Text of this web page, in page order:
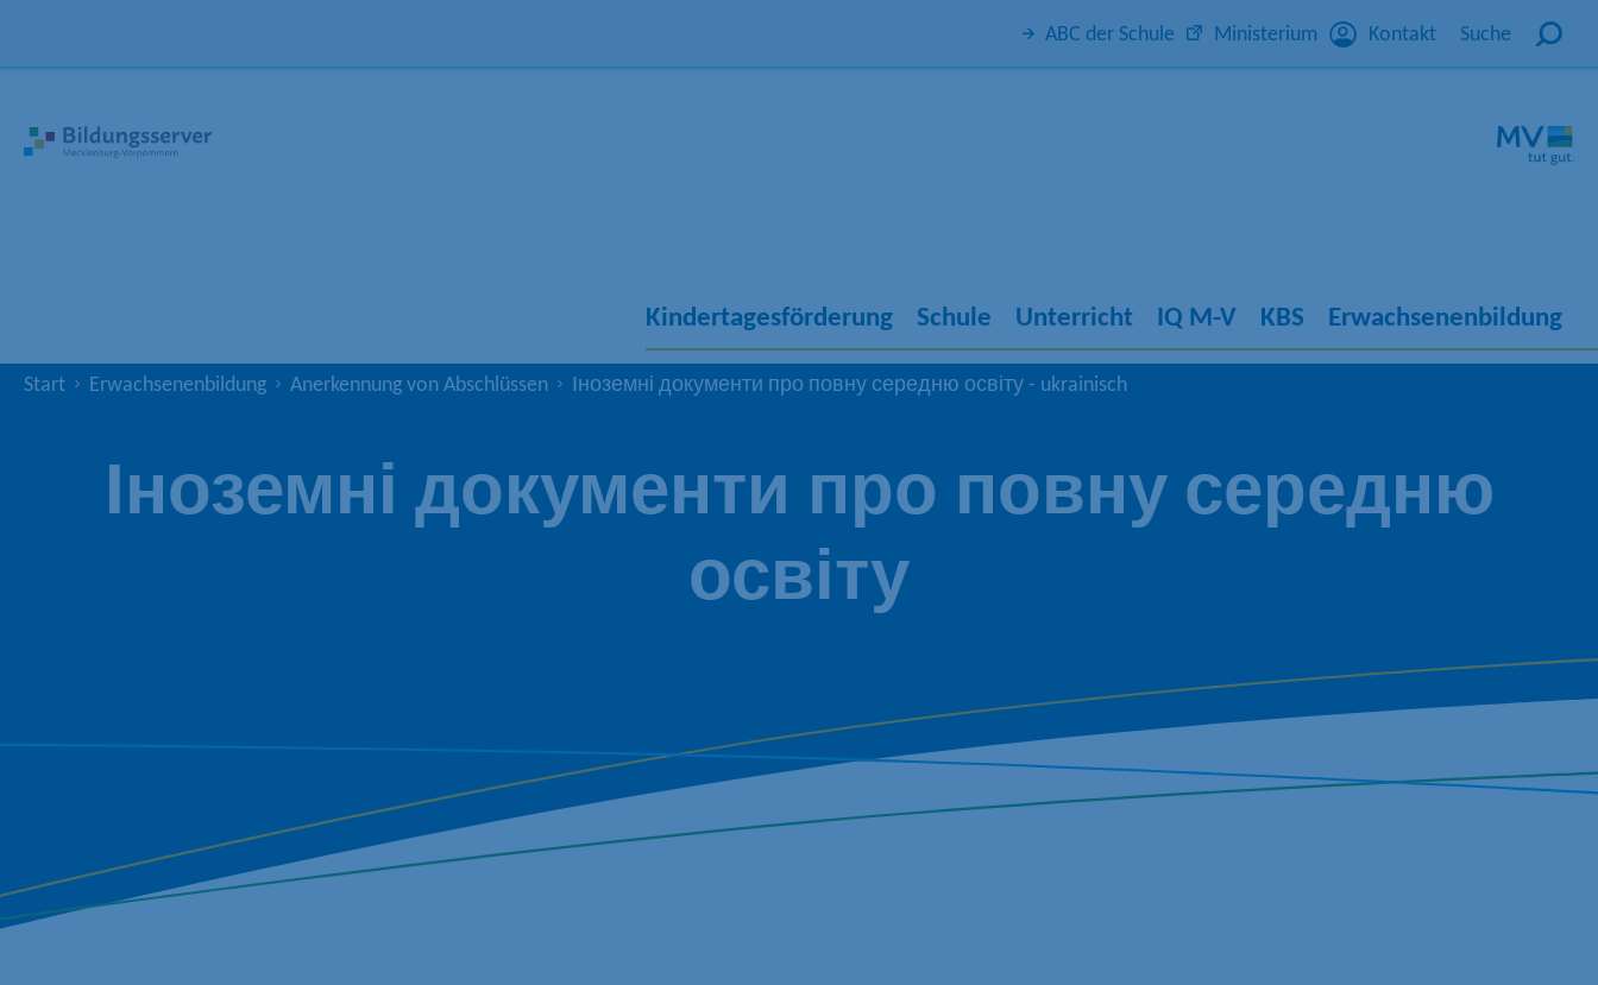
ABC der Schule Ministerium Kontakt Suche
Kindertagesförderung Schule Unterricht IQ M-V KBS Erwachsenenbildung
Start Erwachsenenbildung Anerkennung von Abschlüssen Іноземні документи про повну середню освіту - ukrainisch
Іноземні документи про повну середню
освіту